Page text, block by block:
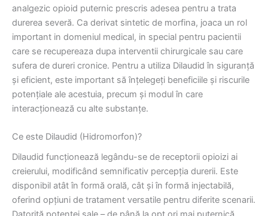
analgezic opioid puternic prescris adesea pentru a trata
durerea severă. Ca derivat sintetic de morfina, joaca un rol
important in domeniul medical, in special pentru pacientii
care se recupereaza dupa interventii chirurgicale sau care
sufera de dureri cronice. Pentru a utiliza Dilaudid în siguranță
și eficient, este important să înțelegeți beneficiile și riscurile
potențiale ale acestuia, precum și modul în care
interacționează cu alte substanțe.
Ce este Dilaudid (Hidromorfon)?
Dilaudid funcționează legându-se de receptorii opioizi ai
creierului, modificând semnificativ percepția durerii. Este
disponibil atât în ​​formă orală, cât și în formă injectabilă,
oferind opțiuni de tratament versatile pentru diferite scenarii.